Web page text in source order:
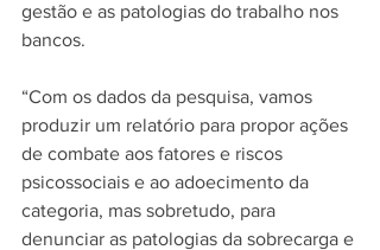
gestão e as patologias do trabalho nos
bancos.
“Com os dados da pesquisa, vamos
produzir um relatório para propor ações
de combate aos fatores e riscos
psicossociais e ao adoecimento da
categoria, mas sobretudo, para
denunciar as patologias da sobrecarga e